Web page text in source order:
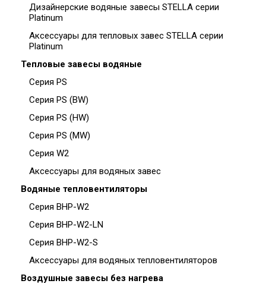
Дизайнерские водяные завесы STELLA серии
Platinum
Аксессуары для тепловых завес STELLA серии
Platinum
Тепловые завесы водяные
Серия PS
Серия PS (BW)
Серия PS (HW)
Серия PS (MW)
Серия W2
Аксессуары для водяных завес
Водяные тепловентиляторы
Серия BHP-W2
Серия BHP-W2-LN
Серия BHP-W2-S
Аксессуары для водяных тепловентиляторов
Воздушные завесы без нагрева